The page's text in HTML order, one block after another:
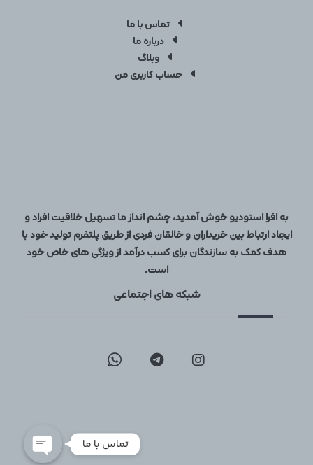
تماس با ما
درباره ما
وبلاگ
حساب کاربری من
به افرا استودیو خوش آمدید، چشم انداز ما تسهیل خلاقیت افراد و
ایجاد ارتباط بین خریداران و خالقان فردی از طریق پلتفرم تولید خود با
هدف کمک به سازندگان برای کسب درآمد از ویژگی های خاص خود
است.
شبکه های اجتماعی
تماس با ما